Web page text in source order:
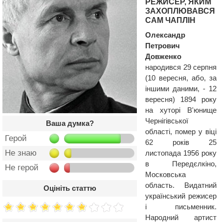
Ваша думка?
Герой
Не знаю
Не герой
Оцініть статтю
РЕЖИСЕР, ЯКИМ
ЗАХОПЛЮВАВСЯ
САМ ЧАПЛІН
Олександр
Петрович
Довженко
народився 29 серпня
(10 вересня, або, за
іншими даними, - 12
вересня) 1894 року
на хуторі В'юнище
Чернігівської
області, помер у віці
62 років 25
листопада 1956 року
в Передєлкіно,
Московська
область. Видатний
український режисер
і письменник.
Народний артист